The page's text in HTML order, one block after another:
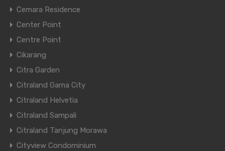
Cemara Residence
Center Point
Centre Point
Cikarang
Citra Garden
Citraland Gama City
Citraland Helvetia
Citraland Sampali
Citraland Tanjung Morawa
Cityview Condominium